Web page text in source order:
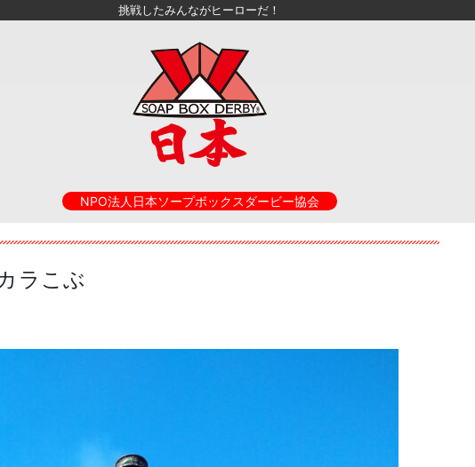
挑戦したみんながヒーローだ！
NPO法人日本ソープボックスダービー協会
ラこぶ